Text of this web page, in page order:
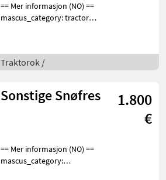
== Mer informasjon (NO) ==
mascus_category: tractors
See
en.landbrukssalg.no/9465
Specification
Traktorok /
Sonstige Snøfres
1.800
€
== Mer informasjon (NO) ==
mascus_category: